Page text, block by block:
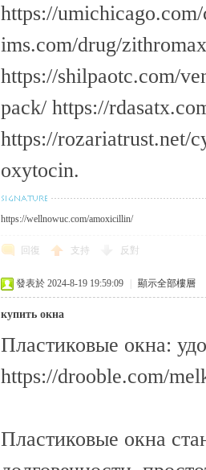
https://
ims.com/drug/
https://shilpaotc.com/
pack/ https://
https://rozariatrust.net/
oxytocin.
https://wellnowuc.com/amoxicillin/
回復 支持 反對
發表於 2024-8-19 19:59:09 顯示全部樓層
купить окна
Пластиковые окна:
https://drooble.com/
Пластиковые окна